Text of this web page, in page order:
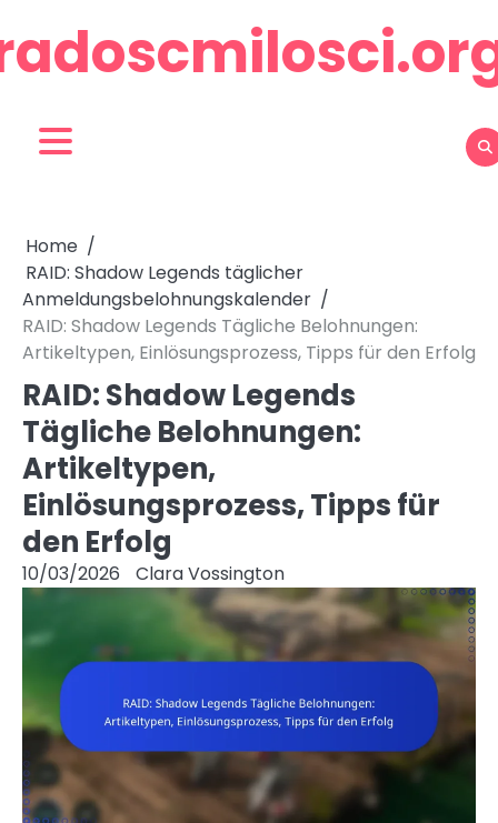
to
content
Home
RAID: Shadow Legends täglicher
Anmeldungsbelohnungskalender
RAID: Shadow Legends Tägliche Belohnungen:
Artikeltypen, Einlösungsprozess, Tipps für den Erfolg
RAID: Shadow Legends
Tägliche Belohnungen:
Artikeltypen,
Einlösungsprozess, Tipps für
den Erfolg
10/03/2026 Clara Vossington